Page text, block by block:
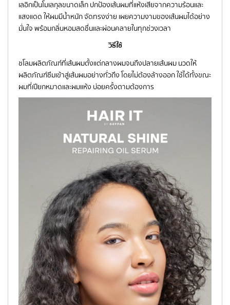
เลอิกเป็นโมเลกุลขนาดเล็ก ปกป้องเส้นผมที่แห้งเสียจากความร้อนและ
แสงแดด ให้ผมมีน้ำหนัก จัดทรงง่าย เผยความงามของเส้นผมได้อย่าง
มั่นใจ พร้อมกลิ่นหอมสดชื่นและผ่อนคลายในทุกช่วงเวลา
วิธีใช้
ชโลมผลิตภัณฑ์ที่เส้นผมตั้งแต่กลางผมจนถึงปลายเส้นผม นวดให้
ผลิตภัณฑ์ซึมเข้าสู่เส้นผมอย่างทั่วถึง โดยไม่ต้องล้างออก ใช้ได้ทั้งขณะ
ผมที่เปียกหมาดและผมแห้ง บ่อยครั้งตามต้องการ